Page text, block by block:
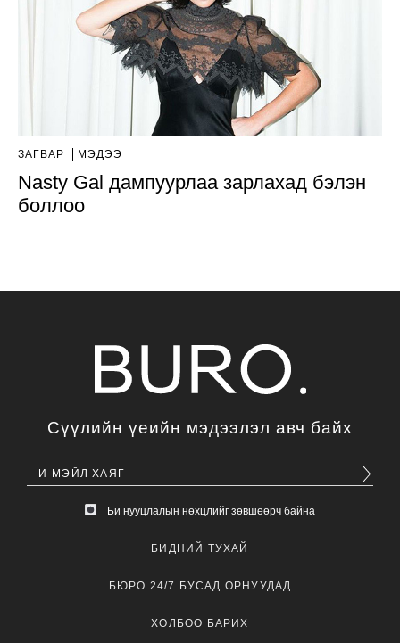
ЗАГВАР МЭДЭЭ
Nasty Gal дампуурлаа зарлахад бэлэн
боллоо
Сүүлийн үеийн мэдээлэл авч байх
Би нууцлалын нөхцлийг зөвшөөрч байна
БИДНИЙ ТУХАЙ
БЮРО 24/7 БУСАД ОРНУУДАД
ХОЛБОО БАРИХ